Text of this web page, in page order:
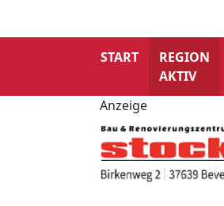
START
REGION
AKTIV
Anzeige